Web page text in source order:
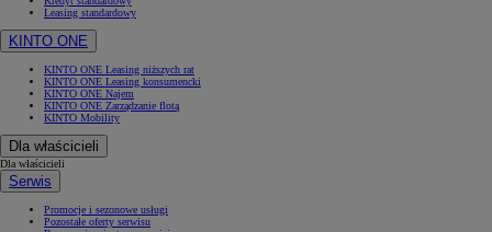
Leasing standardowy
KINTO ONE
KINTO ONE Leasing niższych rat
KINTO ONE Leasing konsumencki
KINTO ONE Najem
KINTO ONE Zarządzanie flotą
KINTO Mobility
Dla właścicieli
Dla właścicieli
Serwis
Promocje i sezonowe usługi
Pozostałe oferty serwisu